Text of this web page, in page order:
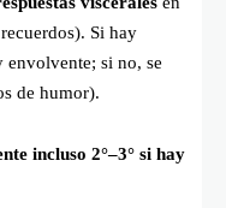
Si hay
si no, se
de humor).
incluso 2°–3° si hay